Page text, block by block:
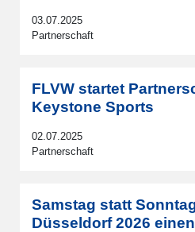
03.07.2025
Partnerschaft
FLVW startet
Keystone Sports
02.07.2025
Partnerschaft
Samstag statt
Düsseldorf 2026